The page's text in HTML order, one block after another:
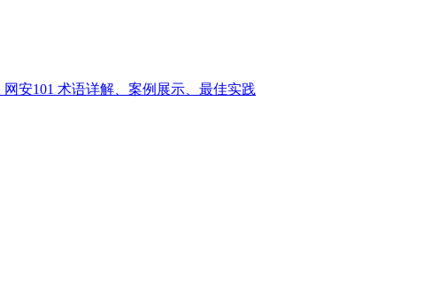
网安101 术语详解、案例展示、最佳实践